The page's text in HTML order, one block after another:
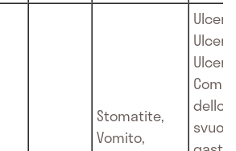
Stomatite,
Vomito,
dello